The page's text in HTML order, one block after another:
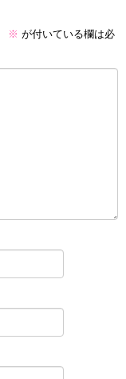
※ が付いている欄は必